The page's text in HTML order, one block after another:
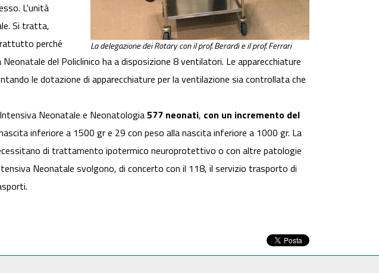
La delegazione dei Rotary con il prof. Berardi e il prof. Ferrari
L'unità
Si tratta,
perché
del Policlinico ha a disposizione 8 ventilatori. Le apparecchiature
le dotazione di apparecchiature per la ventilazione sia controllata che
Neonatale e Neonatologia577 neonati, con un incremento del
inferiore a 1500 gr e 29 con peso alla nascita inferiore a 1000 gr. La
di trattamento ipotermico neuroprotettivo o con altre patologie
Neonatale svolgono, di concerto con il 118, il servizio trasporto di